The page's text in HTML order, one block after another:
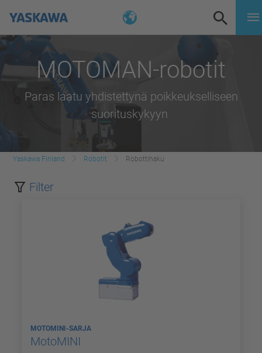
MOTOMAN-robotit
Paras laatu yhdistettynä poikkeukselliseen
suorituskykyyn
Yaskawa Finland Robotit Robottihaku
Filter
MOTOMINI-SARJA
MotoMINI